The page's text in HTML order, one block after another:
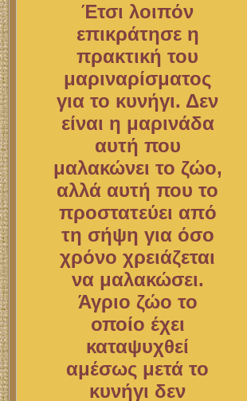
Έτσι λοιπόν
επικράτησε η
πρακτική του
μαριναρίσματος
για το κυνήγι. Δεν
είναι η μαρινάδα
αυτή που
μαλακώνει το ζώο,
αλλά αυτή που το
προστατεύει από
τη σήψη για όσο
χρόνο χρειάζεται
να μαλακώσει.
Άγριο ζώο το
οποίο έχει
καταψυχθεί
αμέσως μετά το
κυνήγι δεν